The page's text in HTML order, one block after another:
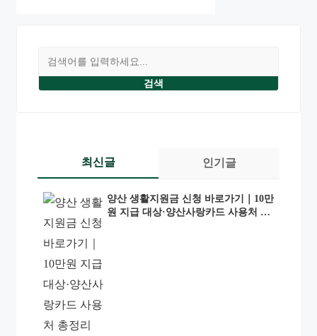
검
색
검색
최신글 인기글
양산 생활지원금 신청 바로가기｜10만
원 지급 대상·양산사랑카드 사용처 총